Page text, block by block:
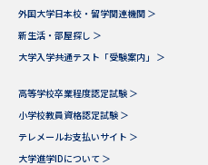
外国大学日本校・留学関連機関 ＞
新生活・部屋探し ＞
大学入学共通テスト「受験案内」 ＞
高等学校卒業程度認定試験 ＞
小学校教員資格認定試験 ＞
テレメールお支払いサイト ＞
大学進学IDについて ＞